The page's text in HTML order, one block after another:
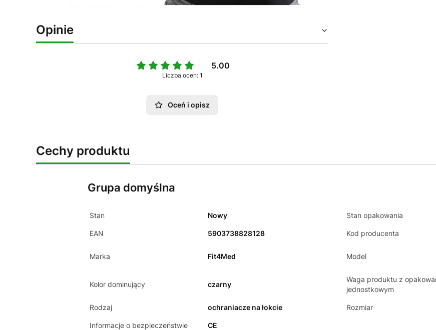
Opinie
5.00
Liczba ocen: 1
Oceń i opisz
Cechy produktu
Grupa domyślna
Stan Nowy Stan opakowania
EAN 5903738828128 Kod producenta
Marka Fit4Med Model
Kolor dominujący czarny
Waga produktu z
jednostkowym
Rodzaj ochraniacze na łokcie Rozmiar
Informacje o bezpieczeństwie CE